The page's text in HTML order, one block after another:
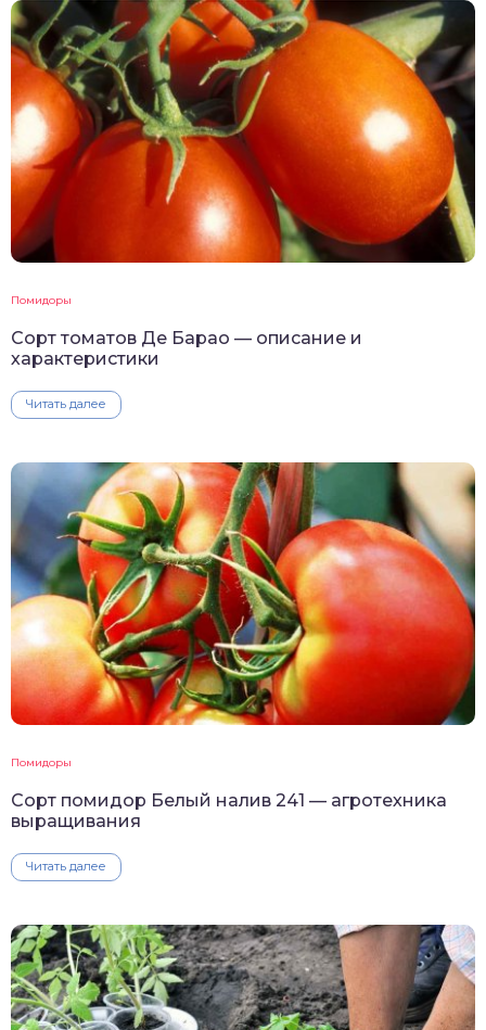
Помидоры
Сорт томатов Де Барао — описание и
характеристики
Читать далее
Помидоры
Сорт помидор Белый налив 241 — агротехника
выращивания
Читать далее